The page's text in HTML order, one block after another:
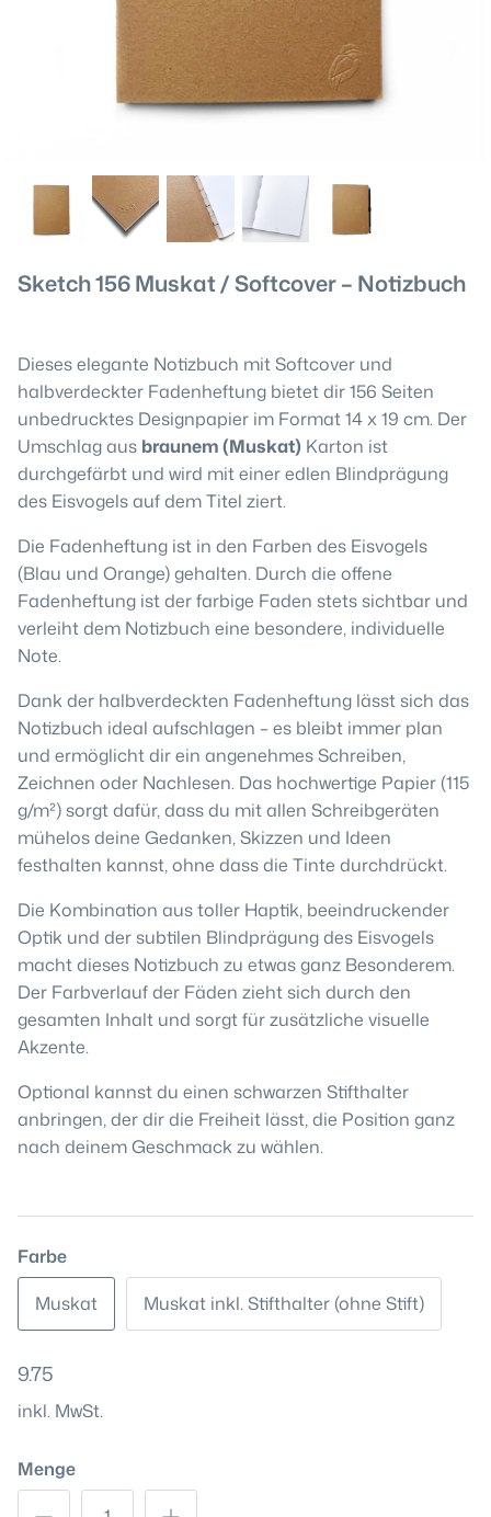
Sketch 156 Muskat / Softcover – Notizbuch
Dieses elegante Notizbuch mit Softcover und
halbverdeckter Fadenheftung bietet dir 156 Seiten
unbedrucktes Designpapier im Format 14 x 19 cm. Der
Umschlag aus braunem (Muskat) Karton ist
durchgefärbt und wird mit einer edlen Blindprägung
des Eisvogels auf dem Titel ziert.
Die Fadenheftung ist in den Farben des Eisvogels
(Blau und Orange) gehalten. Durch die offene
Fadenheftung ist der farbige Faden stets sichtbar und
verleiht dem Notizbuch eine besondere, individuelle
Note.
Dank der halbverdeckten Fadenheftung lässt sich das
Notizbuch ideal aufschlagen – es bleibt immer plan
und ermöglicht dir ein angenehmes Schreiben,
Zeichnen oder Nachlesen. Das hochwertige Papier (115
g/m²) sorgt dafür, dass du mit allen Schreibgeräten
mühelos deine Gedanken, Skizzen und Ideen
festhalten kannst, ohne dass die Tinte durchdrückt.
Die Kombination aus toller Haptik, beeindruckender
Optik und der subtilen Blindprägung des Eisvogels
macht dieses Notizbuch zu etwas ganz Besonderem.
Der Farbverlauf der Fäden zieht sich durch den
gesamten Inhalt und sorgt für zusätzliche visuelle
Akzente.
Optional kannst du einen schwarzen Stifthalter
anbringen, der dir die Freiheit lässt, die Position ganz
nach deinem Geschmack zu wählen.
Farbe
Muskat
Muskat inkl. Stifthalter (ohne Stift)
9.75
inkl. MwSt.
Menge